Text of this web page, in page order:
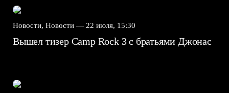
Новости, Новости — 22 июля, 15:30
Вышел тизер Camp Rock 3 с братьями Джонас